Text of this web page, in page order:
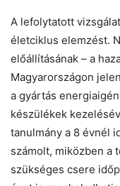
A lefolytatott
életciklus elemzést.
előállításának – a
Magyarországon
a gyártás
készülékek
tanulmány a 8 évnél
számolt, miközben a
szükséges csere